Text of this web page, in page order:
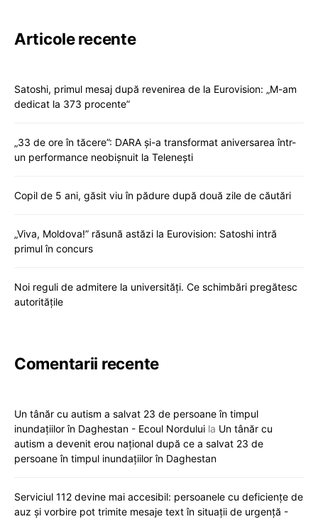
Articole recente
Satoshi, primul mesaj după revenirea de la Eurovision: „M-am
dedicat la 373 procente”
„33 de ore în tăcere”: DARA și-a transformat aniversarea într-
un performance neobișnuit la Telenești
Copil de 5 ani, găsit viu în pădure după două zile de căutări
„Viva, Moldova!” răsună astăzi la Eurovision: Satoshi intră
primul în concurs
Noi reguli de admitere la universități. Ce schimbări pregătesc
autoritățile
Comentarii recente
Un tânăr cu autism a salvat 23 de persoane în timpul
inundațiilor în Daghestan - Ecoul Nordului la Un tânăr cu
autism a devenit erou național după ce a salvat 23 de
persoane în timpul inundațiilor în Daghestan
Serviciul 112 devine mai accesibil: persoanele cu deficiențe de
auz și vorbire pot trimite mesaje text în situații de urgență -